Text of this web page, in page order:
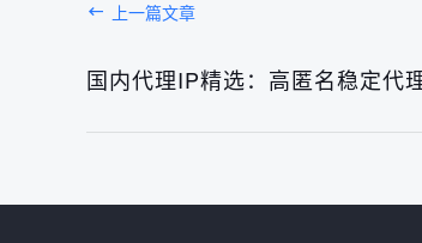
上一篇文章
国内代理IP精选：高匿名稳定代
发